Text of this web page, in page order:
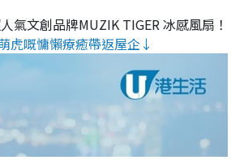
氣文創品牌MUZIK TIGER 冰感風扇！
虎嘅慵懶療癒帶返屋企↓